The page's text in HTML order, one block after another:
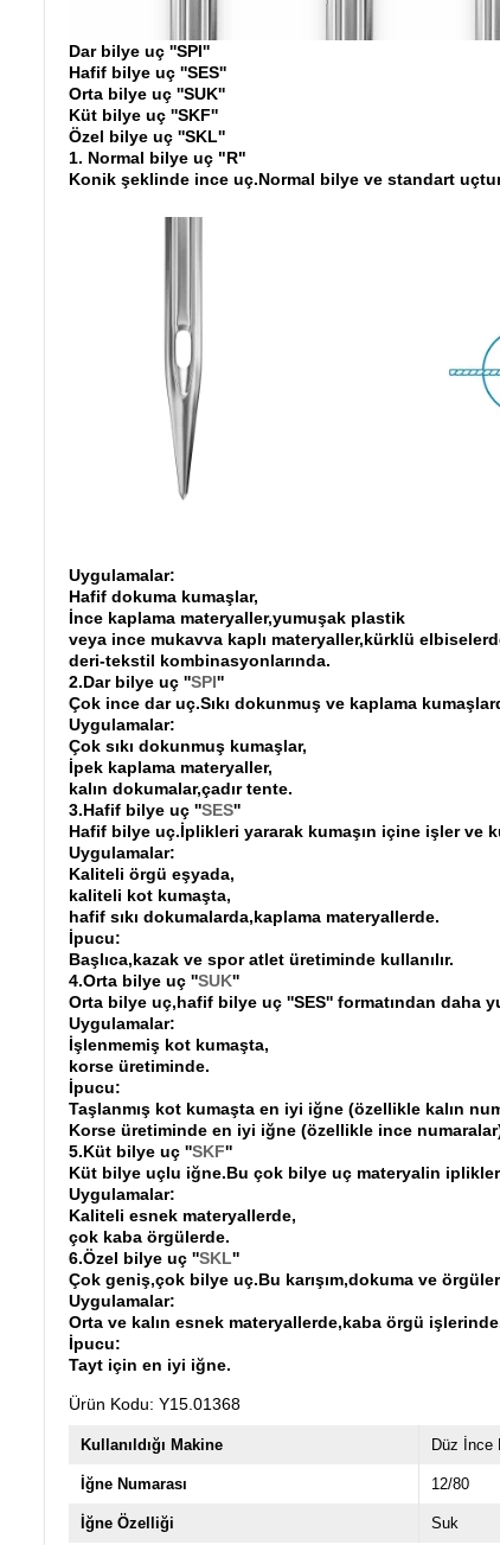
Dar bilye uç ''SPI''
Hafif bilye uç ''SES''
Orta bilye uç ''SUK''
Küt bilye uç ''SKF''
Özel bilye uç ''SKL''
1. Normal bilye uç "R"
Konik şeklinde ince uç.Normal bilye ve standart
Uygulamalar:
Hafif dokuma kumaşlar,
İnce kaplama materyaller,yumuşak plastik
veya ince mukavva kaplı materyaller,kürklü
deri-tekstil kombinasyonlarında.
2.Dar bilye uç ''SPI''
Çok ince dar uç.Sıkı dokunmuş ve kaplama
Uygulamalar:
Çok sıkı dokunmuş kumaşlar,
İpek kaplama materyaller,
kalın dokumalar,çadır tente.
3.Hafif bilye uç ''SES''
Hafif bilye uç.İplikleri yararak kumaşın içine işler ve
Uygulamalar:
Kaliteli örgü eşyada,
kaliteli kot kumaşta,
hafif sıkı dokumalarda,kaplama materyallerde.
İpucu:
Başlıca,kazak ve spor atlet üretiminde kullanılır.
4.Orta bilye uç ''SUK''
Orta bilye uç,hafif bilye uç ''SES'' formatından daha
Uygulamalar:
İşlenmemiş kot kumaşta,
korse üretiminde.
İpucu:
Taşlanmış kot kumaşta en iyi iğne (özellikle kalın
Korse üretiminde en iyi iğne (özellikle ince
5.Küt bilye uç ''SKF''
Küt bilye uçlu iğne.Bu çok bilye uç materyalin
Uygulamalar:
Kaliteli esnek materyallerde,
çok kaba örgülerde.
6.Özel bilye uç ''SKL''
Çok geniş,çok bilye uç.Bu karışım,dokuma ve
Uygulamalar:
Orta ve kalın esnek materyallerde,kaba örgü
İpucu:
Tayt için en iyi iğne.
Ürün Kodu: Y15.01368
Kullanıldığı Makine Düz İnce
İğne Numarası 12/80
İğne Özelliği Suk